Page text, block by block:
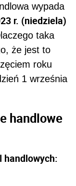
wypada
r. (niedziela)
taka
że jest to
roku
1 września
handlowe
handlowych: